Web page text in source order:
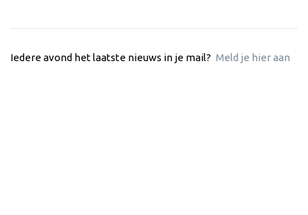
Iedere avond het laatste nieuws in je mail? Meld je hier aan